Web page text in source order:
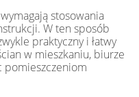
stosowania
W ten sposób
praktyczny i łatwy
w mieszkaniu, biurze
pomieszczeniom